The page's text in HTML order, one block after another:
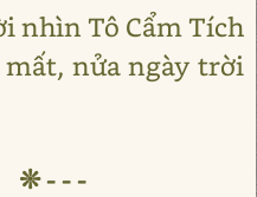
nhìn Tô Cẩm Tích
nửa ngày trời
❊---